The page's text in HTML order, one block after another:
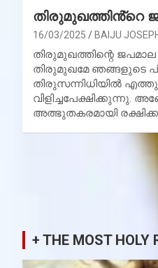
തിരുമുഖത്തിൻ്റെ
16/03/2025 BAIJU
തിരുമുഖത്തിന്റെ
തിരുമുഖമേ ഞങ്ങളുടെ
തിരുസന്നിധിയില്‍
വിളിച്ചപേക്ഷിക്കുന്നു.
അത്ഭുതകരമായി
+ THE MOST HOLY